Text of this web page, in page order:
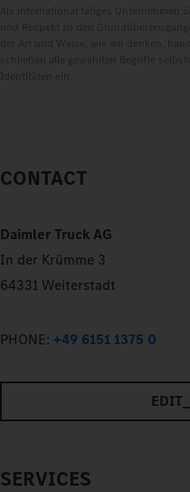
CONTACT
Daimler Truck AG
In der Krümme 3
64331 Weiterstadt
PHONE: +49 6151 1375 0
SERVICES